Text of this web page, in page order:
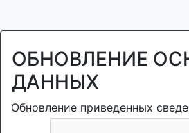
ОБНОВЛЕНИЕ
ДАННЫХ
Обновление приведенных